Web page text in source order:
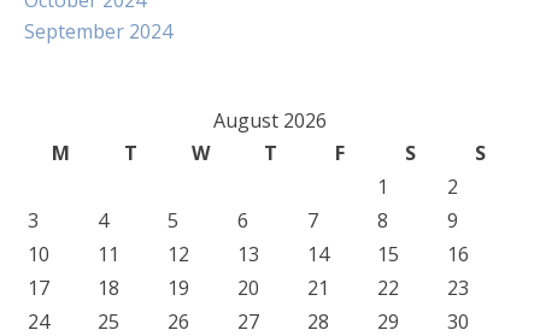
September 2024
August 2026
M
T W T F S
S
1
2
3
4 5 6 7 8
9
10
11 12 13 14 15
16
17
18 19 20 21 22
23
24
25 26 27 28 29
30